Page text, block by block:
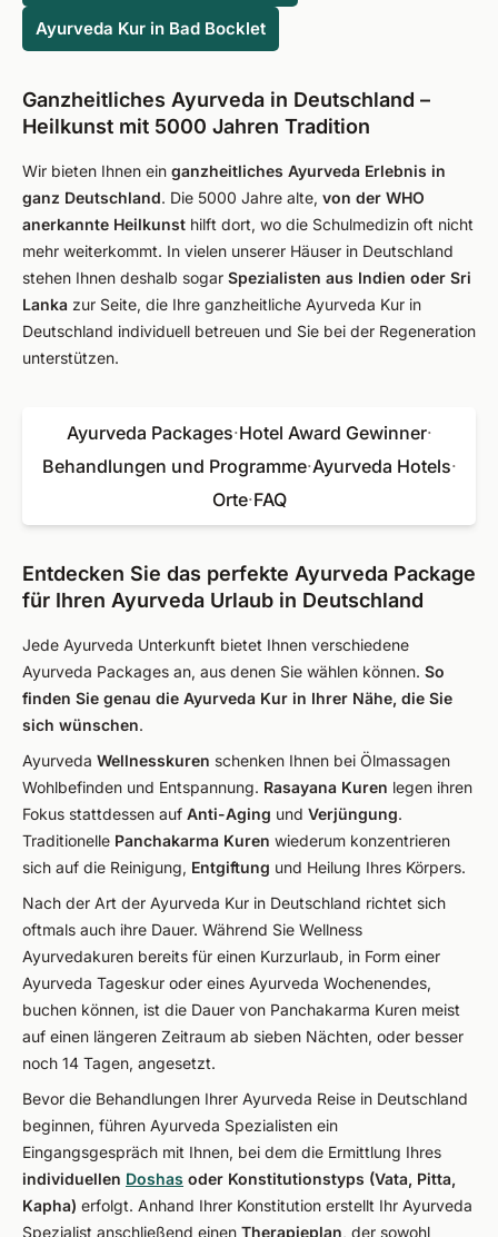
Ayurveda Kur in Bad Bocklet
Ganzheitliches Ayurveda in Deutschland –
Heilkunst mit 5000 Jahren Tradition
Wir bieten Ihnen ein ganzheitliches Ayurveda Erlebnis in
ganz Deutschland. Die 5000 Jahre alte, von der WHO
anerkannte Heilkunst hilft dort, wo die Schulmedizin oft nicht
mehr weiterkommt. In vielen unserer Häuser in Deutschland
stehen Ihnen deshalb sogar Spezialisten aus Indien oder Sri
Lanka zur Seite, die Ihre ganzheitliche Ayurveda Kur in
Deutschland individuell betreuen und Sie bei der Regeneration
unterstützen.
Ayurveda Packages·Hotel Award Gewinner·
Behandlungen und Programme·Ayurveda Hotels·
Orte·FAQ
Entdecken Sie das perfekte Ayurveda Package
für Ihren Ayurveda Urlaub in Deutschland
Jede Ayurveda Unterkunft bietet Ihnen verschiedene
Ayurveda Packages an, aus denen Sie wählen können. So
finden Sie genau die Ayurveda Kur in Ihrer Nähe, die Sie
sich wünschen.
Ayurveda Wellnesskuren schenken Ihnen bei Ölmassagen
Wohlbefinden und Entspannung. Rasayana Kuren legen ihren
Fokus stattdessen auf Anti-Aging und Verjüngung.
Traditionelle Panchakarma Kuren wiederum konzentrieren
sich auf die Reinigung, Entgiftung und Heilung Ihres Körpers.
Nach der Art der Ayurveda Kur in Deutschland richtet sich
oftmals auch ihre Dauer. Während Sie Wellness
Ayurvedakuren bereits für einen Kurzurlaub, in Form einer
Ayurveda Tageskur oder eines Ayurveda Wochenendes,
buchen können, ist die Dauer von Panchakarma Kuren meist
auf einen längeren Zeitraum ab sieben Nächten, oder besser
noch 14 Tagen, angesetzt.
Bevor die Behandlungen Ihrer Ayurveda Reise in Deutschland
beginnen, führen Ayurveda Spezialisten ein
Eingangsgespräch mit Ihnen, bei dem die Ermittlung Ihres
individuellen Doshas oder Konstitutionstyps (Vata, Pitta,
Kapha) erfolgt. Anhand Ihrer Konstitution erstellt Ihr Ayurveda
Spezialist anschließend einen Therapieplan, der sowohl